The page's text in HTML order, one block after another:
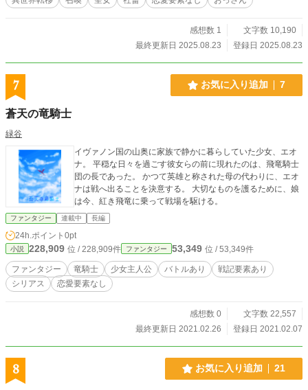
感想数 1
文字数 10,190
最終更新日 2025.08.23
登録日 2025.08.23
7 お気に入り追加 7
蒼天の竜騎士
緑谷
イヴァノン国の山奥に家族で静かに暮らしていた少女、エオ
ナ。 平穏な日々を過ごす彼女らの前に現れたのは、飛竜騎士
団の長であった。 かつて英雄と称された母の代わりに、エオ
ナは戦へ出ることを決意する。 大切なものを護るために、娘
は今、紅き飛竜に乗って戦場を駆ける。
ファンタジー 連載中 長編
24h.ポイント 0pt
小説 228,909 位 / 228,909件 ファンタジー 53,349 位 / 53,349件
ファンタジー 竜騎士 少女主人公 バトルあり
戦記要素あり
シリアス
恋愛要素なし
感想数 0
文字数 22,557
最終更新日 2021.02.26
登録日 2021.02.07
8 お気に入り追加 21